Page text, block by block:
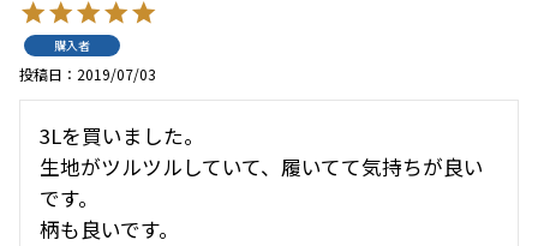
購入者
投稿日 2019/07/03
3Lを買いました。
生地がツルツルしていて、履いてて気持ちが良い
です。
柄も良いです。